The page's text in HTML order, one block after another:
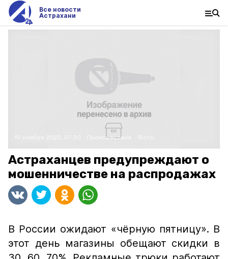
Все новости
Астрахани
Происшествия
Астраханцев предупреждают о
мошенничестве на распродажах
В России ожидают «чёрную пятницу». В
этот день магазины обещают скидки в